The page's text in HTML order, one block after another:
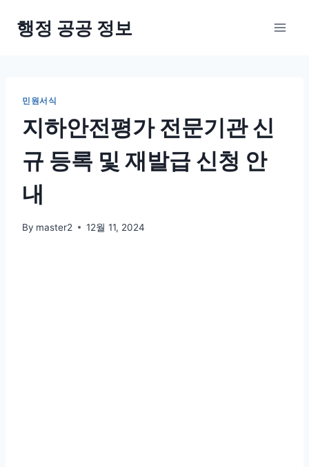
행정 공공 정보
민원서식
지하안전평가 전문기관 신
규 등록 및 재발급 신청 안
내
By master2 12월 11, 2024